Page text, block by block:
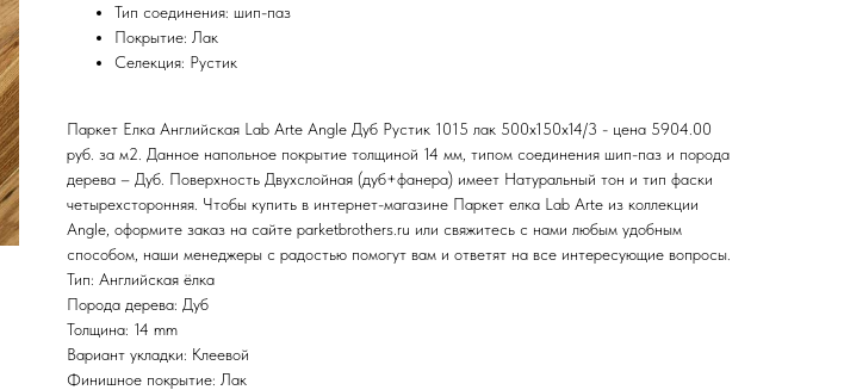
Тип соединения: шип-паз
Покрытие: Лак
Селекция: Рустик
Паркет Елка Английская Lab Arte Angle Дуб Рустик 1015 лак 500х150х14/3 - цена 5904.00
руб. за м2. Данное напольное покрытие толщиной 14 мм, типом соединения шип-паз и порода
дерева – Дуб. Поверхность Двухслойная (дуб+фанера) имеет Натуральный тон и тип фаски
четырехсторонняя. Чтобы купить в интернет-магазине Паркет елка Lab Arte из коллекции
Angle, оформите заказ на сайте parketbrothers.ru или свяжитесь с нами любым удобным
способом, наши менеджеры с радостью помогут вам и ответят на все интересующие вопросы.
Тип: Английская ёлка
Порода дерева: Дуб
Толщина: 14 mm
Вариант укладки: Клеевой
Финишное покрытие: Лак